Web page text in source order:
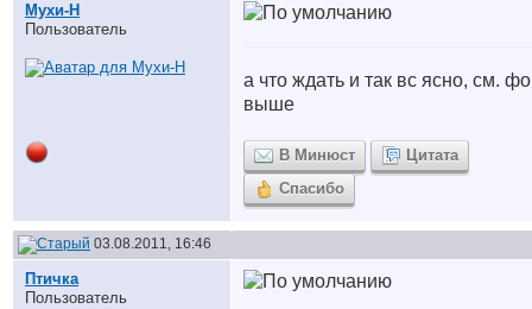
Мухи-Н
Пользователь
а что ждать и так вс ясно, см.
выше
В Минюст
Цитата
Спасибо
03.08.2011, 16:46
Птичка
Пользователь